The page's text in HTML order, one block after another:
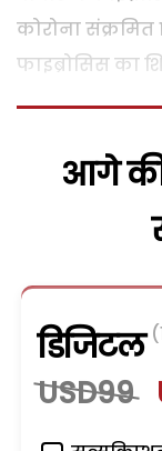
कोरोना संक्रमित
फाइब्रोसिस का
आगे
डिजिटल
USD99